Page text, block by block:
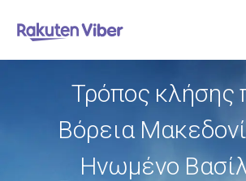
Τρόπος κλήσης
Βόρεια
Ηνωμένο